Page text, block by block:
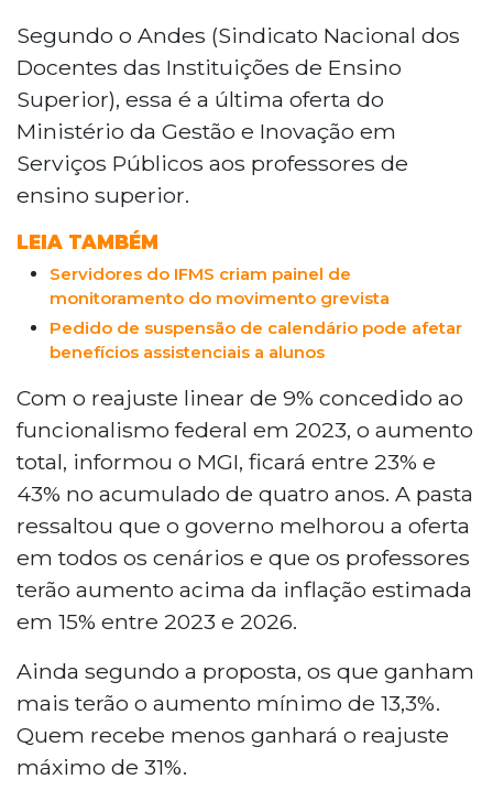
Segundo o Andes (Sindicato Nacional dos
Docentes das Instituições de Ensino
Superior), essa é a última oferta do
Ministério da Gestão e Inovação em
Serviços Públicos aos professores de
ensino superior.
LEIA TAMBÉM
Servidores do IFMS criam painel de
monitoramento do movimento grevista
Pedido de suspensão de calendário pode afetar
benefícios assistenciais a alunos
Com o reajuste linear de 9% concedido ao
funcionalismo federal em 2023, o aumento
total, informou o MGI, ficará entre 23% e
43% no acumulado de quatro anos. A pasta
ressaltou que o governo melhorou a oferta
em todos os cenários e que os professores
terão aumento acima da inflação estimada
em 15% entre 2023 e 2026.
Ainda segundo a proposta, os que ganham
mais terão o aumento mínimo de 13,3%.
Quem recebe menos ganhará o reajuste
máximo de 31%.